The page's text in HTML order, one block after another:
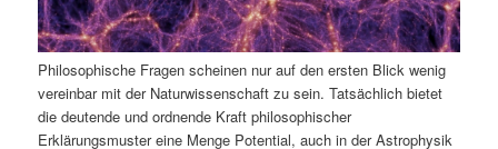
I
n
e
n
Philosophische Fragen scheinen nur auf den ersten Blick wenig
vereinbar mit der Naturwissenschaft zu sein. Tatsächlich bietet
die deutende und ordnende Kraft philosophischer
Erklärungsmuster eine Menge Potential, auch in der Astrophysik